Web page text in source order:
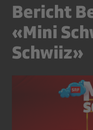
Bericht
«Mini
Schwiiz»